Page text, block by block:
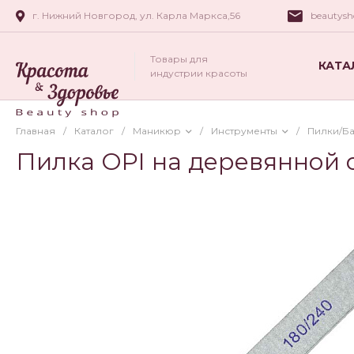
г. Нижний Новгород, ул. Карла Маркса,56
Товары для
индустрии красоты
Главная / Каталог / Маникюр / Инструменты / Пилки/
Пилка OPI на деревянной